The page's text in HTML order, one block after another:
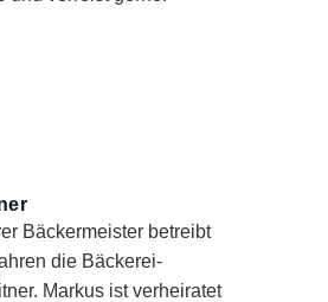
Bäckermeister betreibt
die Bäckerei-
Markus ist verheiratet